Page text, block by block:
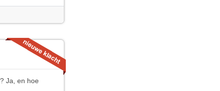
Ja, en hoe